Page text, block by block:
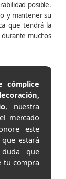
posible.
y mantener su
que tendrá la
muchos
cómplice
, nuestra
mercado
este
estará
que
tu compra